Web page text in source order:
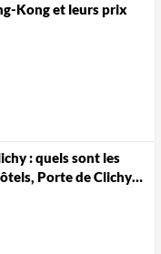
Kong et leurs prix
:quelssont les
PortedeClichy…